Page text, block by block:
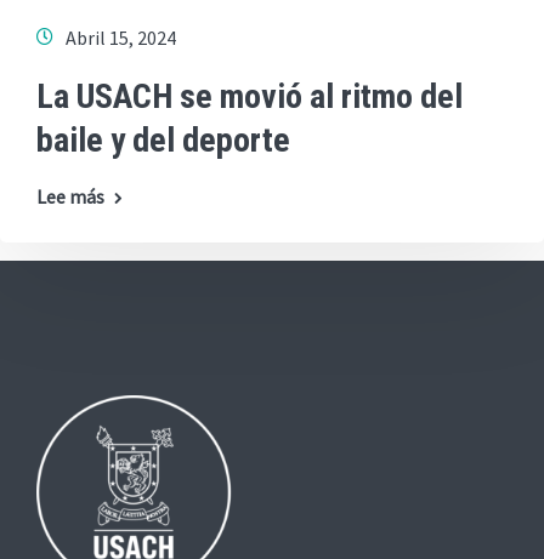
Abril 15, 2024
La USACH se movió al ritmo del
baile y del deporte
Lee más